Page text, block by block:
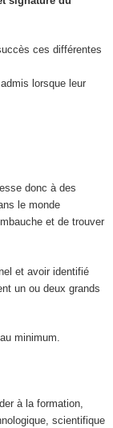
ces différentes
lorsque leur
donc à des
le monde
et de trouver
et avoir identifié
un ou deux grands
minimum.
à la formation,
scientifique